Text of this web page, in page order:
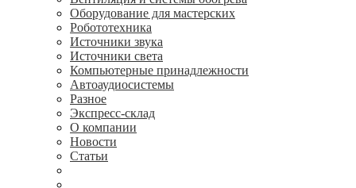
Оборудование для мастерских
Робототехника
Источники звука
Источники света
Компьютерные принадлежности
Автоаудиосистемы
Разное
Экспресс-склад
О компании
Новости
Статьи